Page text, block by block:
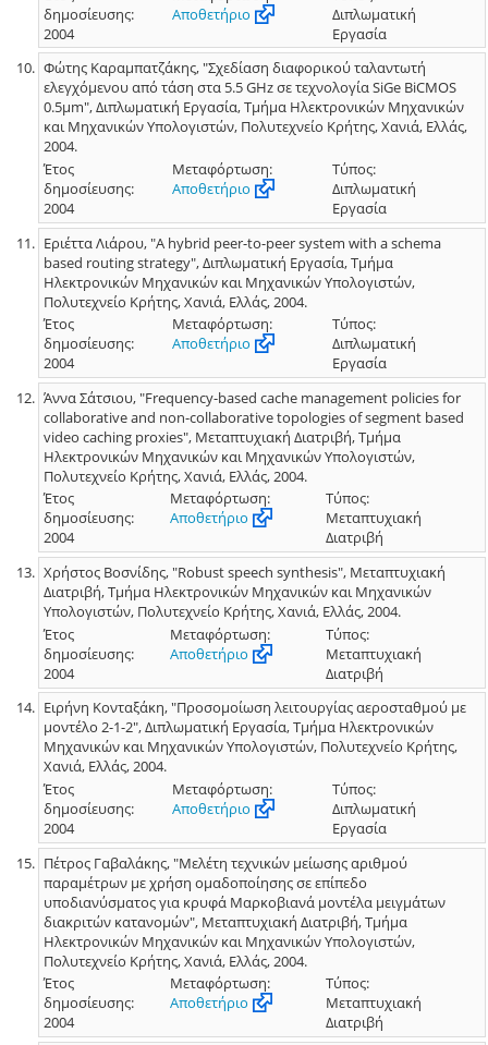
δημοσίευσης:
2004
Αποθετήριο
Διπλωματική
Εργασία
Φώτης Καραμπατζάκης, "Σχεδίαση διαφορικού ταλαντωτή
ελεγχόμενου από τάση στα 5.5 GHz σε τεχνολογία SiGe BiCMOS
0.5μm", Διπλωματική Εργασία, Τμήμα Ηλεκτρονικών Μηχανικών
και Μηχανικών Υπολογιστών, Πολυτεχνείο Κρήτης, Χανιά, Ελλάς,
2004.
Έτος
δημοσίευσης:
2004
Μεταφόρτωση:
Αποθετήριο
Τύπος:
Διπλωματική
Εργασία
Εριέττα Λιάρου, "A hybrid peer-to-peer system with a schema
based routing strategy", Διπλωματική Εργασία, Τμήμα
Ηλεκτρονικών Μηχανικών και Μηχανικών Υπολογιστών,
Πολυτεχνείο Κρήτης, Χανιά, Ελλάς, 2004.
Έτος
δημοσίευσης:
2004
Μεταφόρτωση:
Αποθετήριο
Τύπος:
Διπλωματική
Εργασία
Άννα Σάτσιου, "Frequency-based cache management policies for
collaborative and non-collaborative topologies of segment based
video caching proxies", Μεταπτυχιακή Διατριβή, Τμήμα
Ηλεκτρονικών Μηχανικών και Μηχανικών Υπολογιστών,
Πολυτεχνείο Κρήτης, Χανιά, Ελλάς, 2004.
Έτος
δημοσίευσης:
2004
Μεταφόρτωση:
Αποθετήριο
Τύπος:
Μεταπτυχιακή
Διατριβή
Χρήστος Βοσνίδης, "Robust speech synthesis", Μεταπτυχιακή
Διατριβή, Τμήμα Ηλεκτρονικών Μηχανικών και Μηχανικών
Υπολογιστών, Πολυτεχνείο Κρήτης, Χανιά, Ελλάς, 2004.
Έτος
δημοσίευσης:
2004
Μεταφόρτωση:
Αποθετήριο
Τύπος:
Μεταπτυχιακή
Διατριβή
Ειρήνη Κονταξάκη, "Προσομοίωση λειτουργίας αεροσταθμού με
μοντέλο 2-1-2", Διπλωματική Εργασία, Τμήμα Ηλεκτρονικών
Μηχανικών και Μηχανικών Υπολογιστών, Πολυτεχνείο Κρήτης,
Χανιά, Ελλάς, 2004.
Έτος
δημοσίευσης:
2004
Μεταφόρτωση:
Αποθετήριο
Τύπος:
Διπλωματική
Εργασία
Πέτρος Γαβαλάκης, "Μελέτη τεχνικών μείωσης αριθμού
παραμέτρων με χρήση ομαδοποίησης σε επίπεδο
υποδιανύσματος για κρυφά Μαρκοβιανά μοντέλα μειγμάτων
διακριτών κατανομών", Μεταπτυχιακή Διατριβή, Τμήμα
Ηλεκτρονικών Μηχανικών και Μηχανικών Υπολογιστών,
Πολυτεχνείο Κρήτης, Χανιά, Ελλάς, 2004.
Έτος
δημοσίευσης:
2004
Μεταφόρτωση:
Αποθετήριο
Τύπος:
Μεταπτυχιακή
Διατριβή